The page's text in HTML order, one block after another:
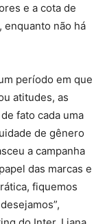
e a cota de
enquanto não há
período em que
atitudes, as
fato cada uma
de gênero
a campanha
das marcas e
fiquemos